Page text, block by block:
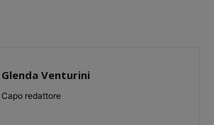
Glenda Venturini
Capo redattore